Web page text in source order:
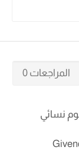
المراجعات 0
نسائي